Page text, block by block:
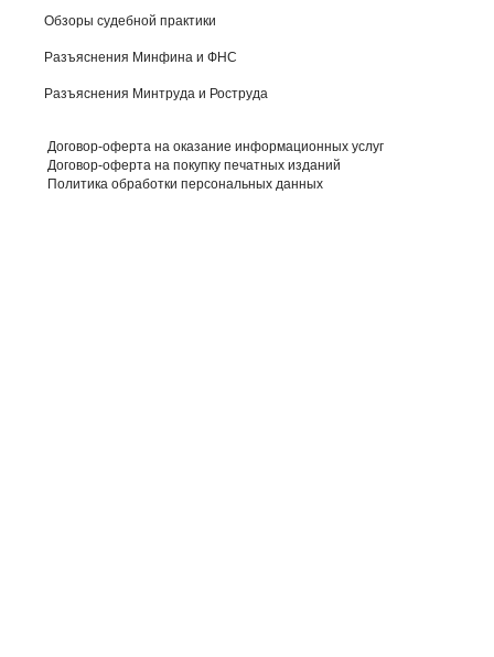
Обзоры судебной практики
Разъяснения Минфина и ФНС
Разъяснения Минтруда и Роструда
Договор-оферта на оказание информационных услуг
Договор-оферта на покупку печатных изданий
Политика обработки персональных данных